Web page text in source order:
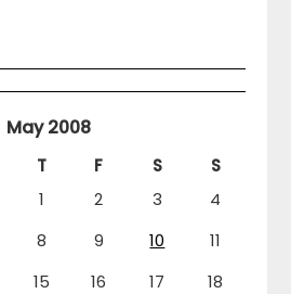
May 2008
T F S
S
1
2 3
4
8 9 10
11
15 16 17
18